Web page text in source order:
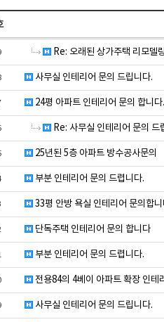
Re: 오래된 상가주택 리모델
사무실 인테리어 문의 드립니다.
24평 아파트 인테리어 문의 합니다.
Re: 사무실 인테리어 문의 드
25년된 5층 아파트 방수공사문의
부분 인테리어 문의 드렵니다.
33평 안방 욕실 인테리어 문의합
단독주택 인테리어 문의 합니다
부분 인테리어 문의 드렵니다.
전용84의 4베이 아파트 확장 인테
사무실 인테리어 문의 드립니다.